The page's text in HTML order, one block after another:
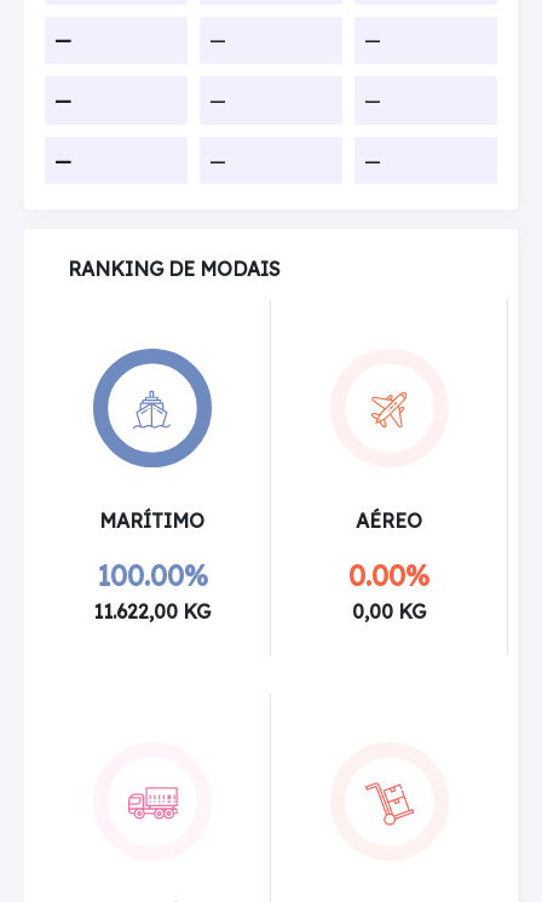
— — —
— — —
— — —
RANKING DE MODAIS
MARÍTIMO
100.00%
11.622,00 KG
AÉREO
0.00%
0,00 KG